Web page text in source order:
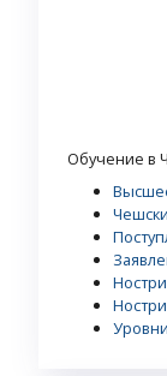
Обучение в